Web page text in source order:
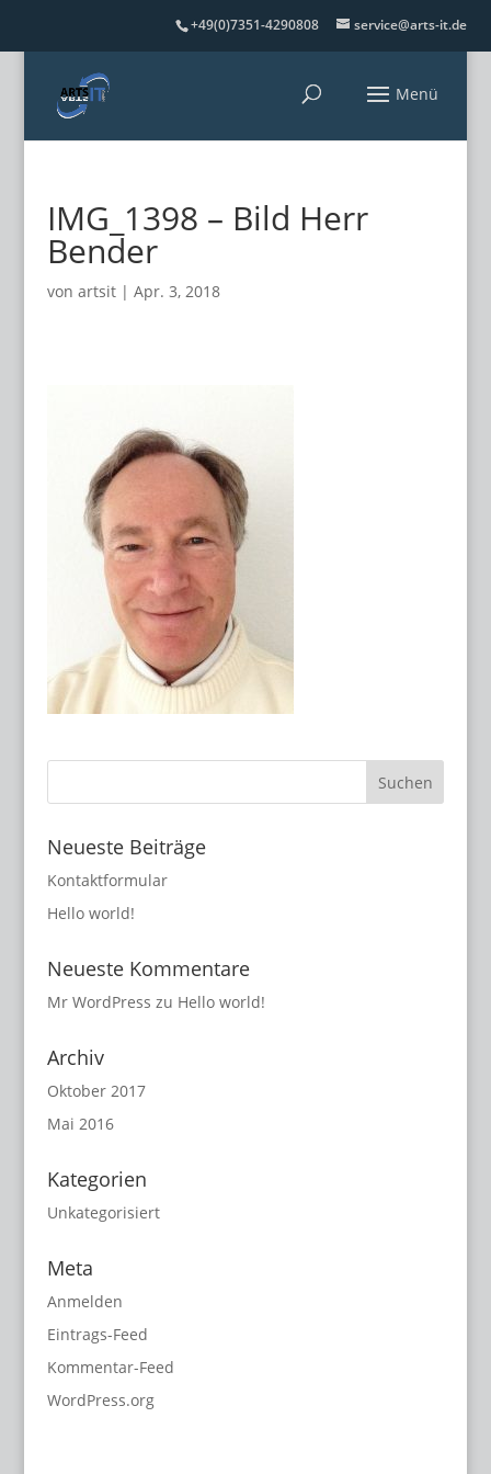
+49(0)7351-4290808 service@arts-it.de
IMG_1398 – Bild Herr
Bender
von artsit| Apr. 3, 2018
Neueste Beiträge
Kontaktformular
Hello world!
Neueste Kommentare
Mr WordPress zu Hello world!
Archiv
Oktober 2017
Mai 2016
Kategorien
Unkategorisiert
Meta
Anmelden
Eintrags-Feed
Kommentar-Feed
WordPress.org